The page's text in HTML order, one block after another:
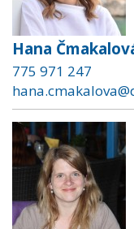
Hana
775 971 247